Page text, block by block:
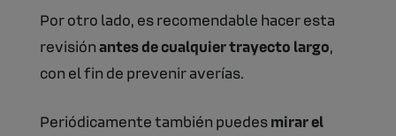
Por otro lado, es recomendable hacer esta
revisiónantes de cualquier trayecto largo,
con el fin de prevenir averías.
Periódicamente también puedesmirar el